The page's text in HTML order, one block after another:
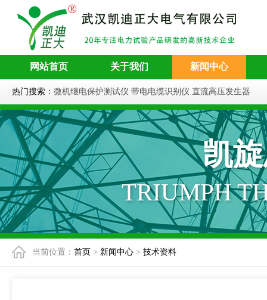
网站首页 关于我们 新闻中心
热门搜索： 微机继电保护测试仪 带电电缆识别仪 直流高压发生器
凯
TRIUMPH
当前位置： 首页 > 新闻中心 > 技术资料